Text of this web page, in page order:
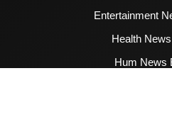
Entertainment
Health
Hum News